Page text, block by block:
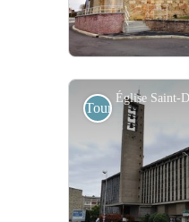
Plus
Touristiques